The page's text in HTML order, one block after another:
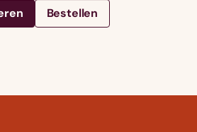
Bestellen